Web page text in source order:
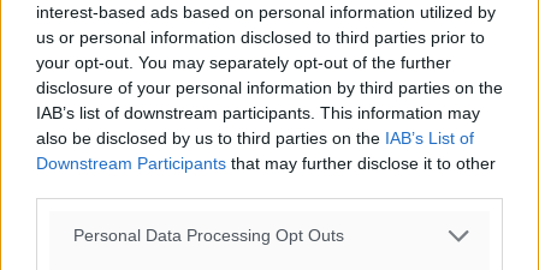
interest-based ads based on personal information utilized by
us or personal information disclosed to third parties prior to
your opt-out. You may separately opt-out of the further
disclosure of your personal information by third parties on the
IAB’s list of downstream participants. This information may
also be disclosed by us to third parties on the IAB’s List of
Downstream Participants that may further disclose it to other
Personal Data Processing Opt Outs
15.06.16, 15:47